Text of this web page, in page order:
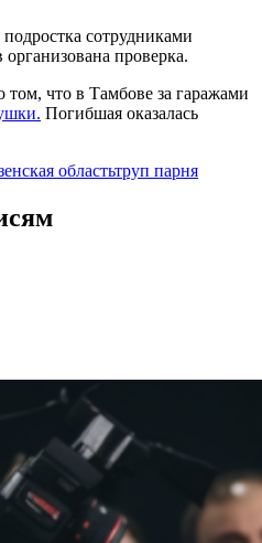
сотрудниками
проверка.
том, что в Тамбове за гаражами
Погибшая оказалась
областьтруп парня